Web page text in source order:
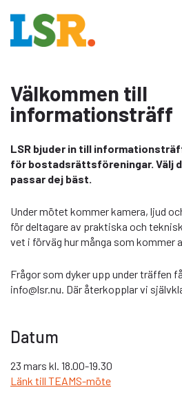
Välkommen till
informationsträff
LSR bjuder in till
för bostadsrättsföreningar. Välj
passar dej bäst.
Under mötet kommer kamera, ljud
för deltagare av praktiska och
vet i förväg hur många som kommer
Frågor som dyker upp under träffen
info@lsr.nu. Där återkopplar vi
Datum
23 mars kl. 18.00-19.30
Länk till TEAMS-möte